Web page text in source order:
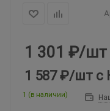
1 301 ₽/шт
1 587 ₽/шт с
1 (в наличии)